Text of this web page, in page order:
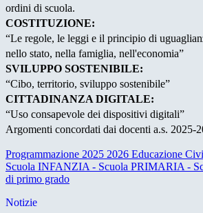
ordini di scuola.
COSTITUZIONE:
“Le regole, le leggi e il principio di
nello stato, nella famiglia, nell'economia”
SVILUPPO SOSTENIBILE:
“Cibo, territorio, sviluppo sostenibile”
CITTADINANZA DIGITALE:
“Uso consapevole dei dispositivi digitali”
Argomenti concordati dai docenti a.s. 2025-
Programmazione 2025 2026 Educazione
Scuola INFANZIA - Scuola PRIMARIA -
di primo grado
Notizie